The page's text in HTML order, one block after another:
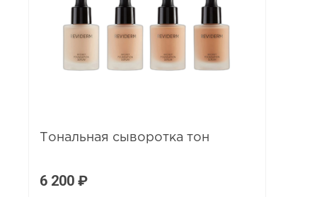
Тональная сыворотка тон
6 200 ₽